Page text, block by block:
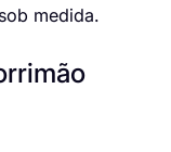
medida.